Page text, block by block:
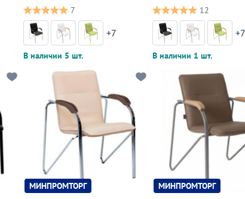
бук, морилка старинный орех
7
+7
В наличии 5 шт.
светлый орех12
+7
В наличии 1 шт.
МИНПРОМТОРГ МИНПРОМТОРГ